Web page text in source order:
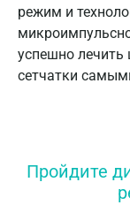
режим и
успешно лечить
сетчатки
Пройдите